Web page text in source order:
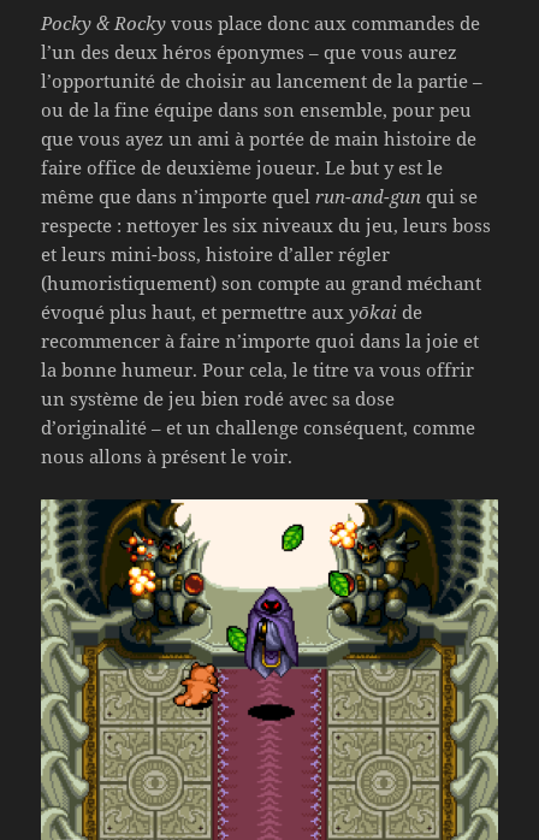
Pocky & Rocky vous place donc aux commandes de
l’un des deux héros éponymes – que vous aurez
l’opportunité de choisir au lancement de la partie –
ou de la fine équipe dans son ensemble, pour peu
que vous ayez un ami à portée de main histoire de
faire office de deuxième joueur. Le but y est le
même que dans n’importe quelrun-and-gun qui se
respecte : nettoyer les six niveaux du jeu, leurs boss
et leurs mini-boss, histoire d’aller régler
(humoristiquement) son compte au grand méchant
évoqué plus haut, et permettre auxyōkai de
recommencer à faire n’importe quoi dans la joie et
la bonne humeur. Pour cela, le titre va vous offrir
un système de jeu bien rodé avec sa dose
d’originalité – et un challenge conséquent, comme
nous allons à présent le voir.